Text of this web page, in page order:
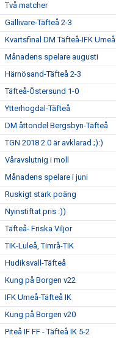
Två matcher
Gällivare-Täfteå 2-3
Kvartsfinal DM Täfteå-IFK Umeå
Månadens spelare augusti
Härnösand-Täfteå 2-3
Täfteå-Östersund 1-0
Ytterhogdal-Täfteå
DM åttondel Bergsbyn-Täfteå
TGN 2018 2.0 är avklarad ;):)
Våravslutnig i moll
Månadens spelare i juni
Ruskigt stark poäng
Nyinstiftat pris :))
Täfteå- Friska Viljor
TIK-Luleå, Timrå-TIK
Hudiksvall-Täfteå
Kung på Borgen v22
IFK Umeå-Täfteå IK
Kung på Borgen v20
Piteå IF FF - Täfteå IK 5-2